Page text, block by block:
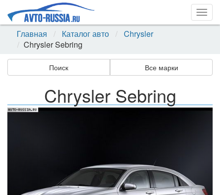
Главная
Каталог авто
Chrysler
Chrysler Sebring
Поиск Все марки
Chrysler Sebring
Назад